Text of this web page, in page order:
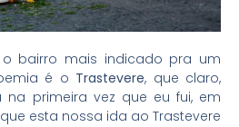
o bairro mais indicado pra um
é o Trastevere, que claro,
na primeira vez que eu fui, em
esta nossa ida ao Trastevere